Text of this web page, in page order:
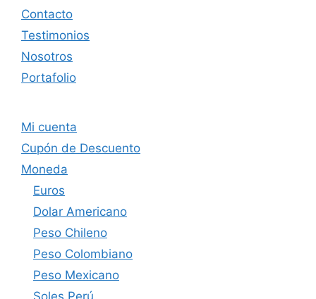
Contacto
Testimonios
Nosotros
Portafolio
Mi cuenta
Cupón de Descuento
Moneda
Euros
Dolar Americano
Peso Chileno
Peso Colombiano
Peso Mexicano
Soles Perú